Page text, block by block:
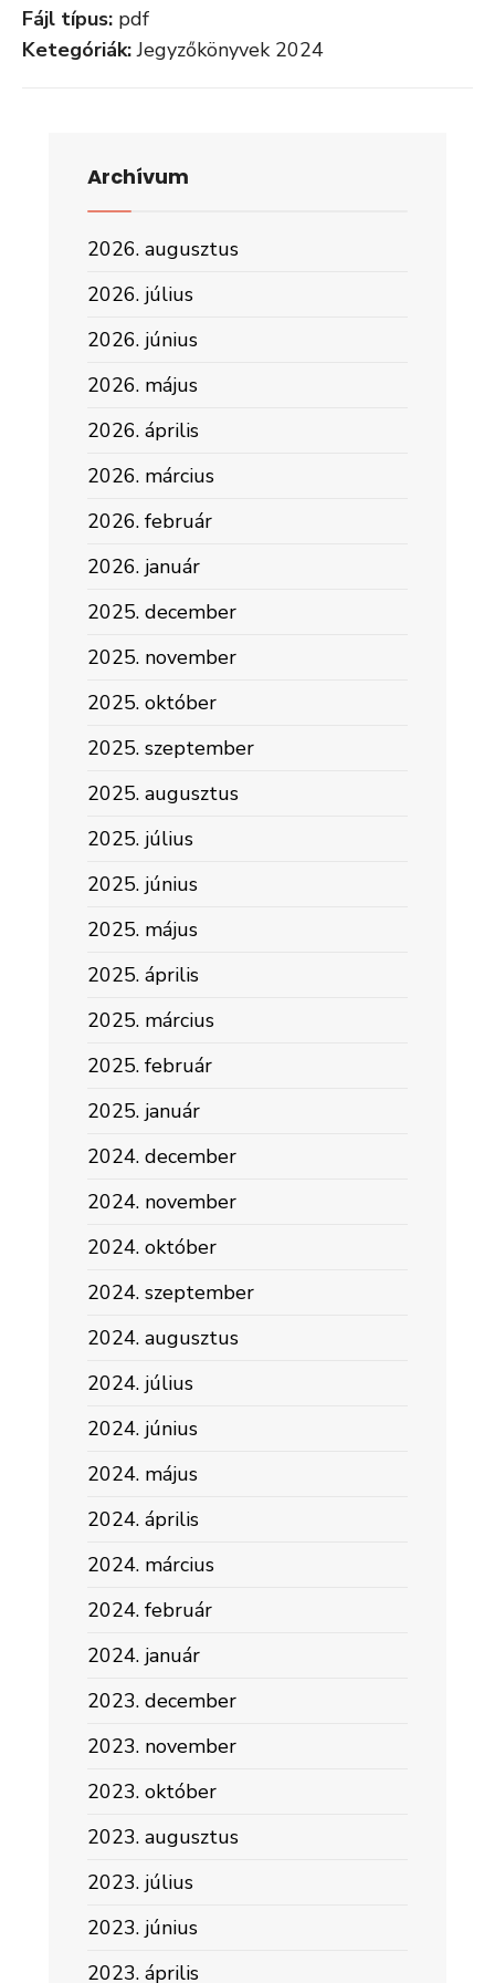
Fájl típus: pdf
Ketegóriák:Jegyzőkönyvek 2024
Archívum
2026. augusztus
2026. július
2026. június
2026. május
2026. április
2026. március
2026. február
2026. január
2025. december
2025. november
2025. október
2025. szeptember
2025. augusztus
2025. július
2025. június
2025. május
2025. április
2025. március
2025. február
2025. január
2024. december
2024. november
2024. október
2024. szeptember
2024. augusztus
2024. július
2024. június
2024. május
2024. április
2024. március
2024. február
2024. január
2023. december
2023. november
2023. október
2023. augusztus
2023. július
2023. június
2023. április